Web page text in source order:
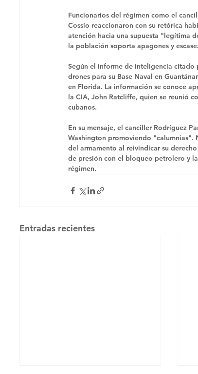
Funcionarios del régimen como el
Cossío reaccionaron con su retórica
atención hacia una supuesta "legítima
la población soporta apagones y
Según el informe de inteligencia citado
drones para su Base Naval en
en Florida. La información se conoce
la CIA, John Ratcliffe, quien se reunió
cubanos.
En su mensaje, el canciller Rodríguez
Washington promoviendo
del armamento al reivindicar su
de presión con el bloqueo petrolero y
régimen.
Entradas recientes